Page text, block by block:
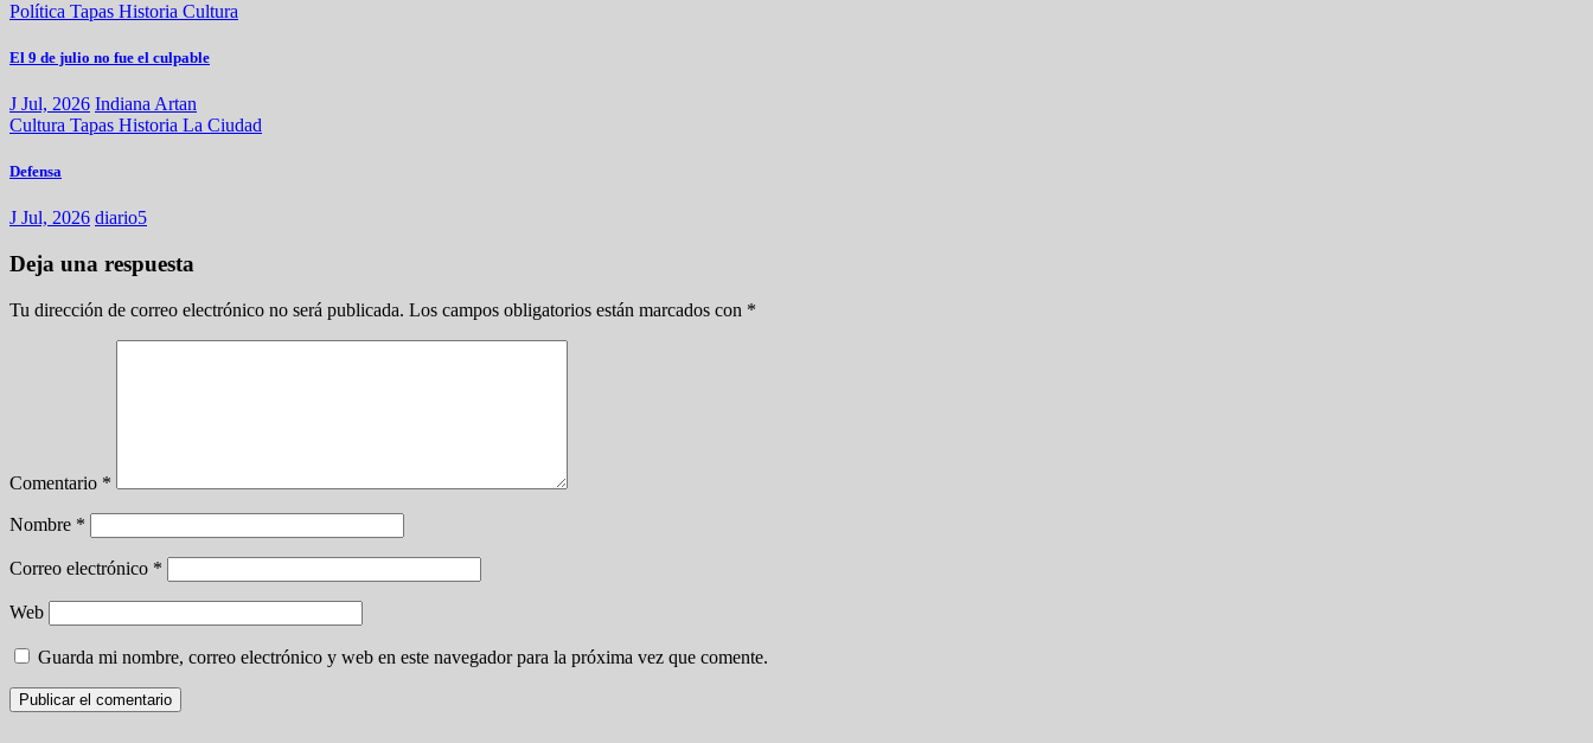
Política Tapas Historia Cultura
El 9 de julio no fue el culpable
J Jul, 2026 Indiana Artan
Cultura Tapas Historia La Ciudad
Defensa
J Jul, 2026 diario5
Deja una respuesta
Tu dirección de correo electrónico no será publicada. Los campos obligatorios están marcados con *
Comentario *
Nombre *
Correo electrónico *
Web
Guarda mi nombre, correo electrónico y web en este navegador para la próxima vez que comente.